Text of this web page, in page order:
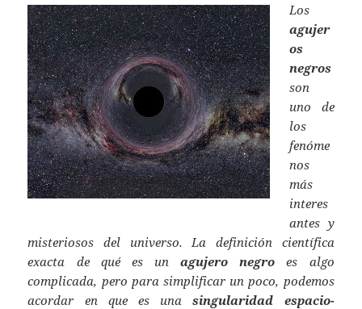
Los
agujer
os
negros
son
uno de
los
fenóme
nos
más
interes
antes y
misteriosos del universo. La definición científica
exacta de qué es unagujero negro es algo
complicada, pero para simplificar un poco, podemos
acordar en que es unasingularidad espacio-